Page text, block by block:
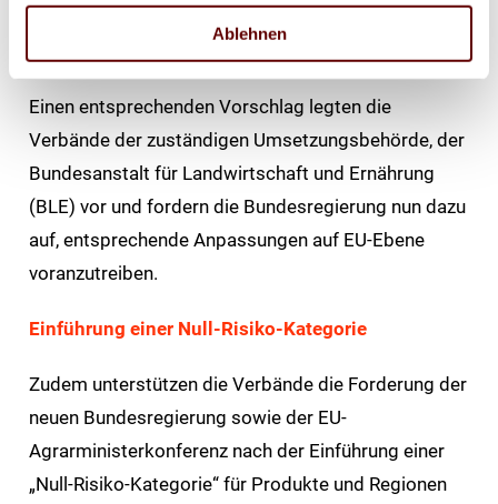
Ablehnen
Einen entsprechenden Vorschlag legten die
Verbände der zuständigen Umsetzungsbehörde, der
Bundesanstalt für Landwirtschaft und Ernährung
(BLE) vor und fordern die Bundesregierung nun dazu
auf, entsprechende Anpassungen auf EU-Ebene
voranzutreiben.
Einführung einer Null-Risiko-Kategorie
Zudem unterstützen die Verbände die Forderung der
neuen Bundesregierung sowie der EU-
Agrarministerkonferenz nach der Einführung einer
„Null-Risiko-Kategorie“ für Produkte und Regionen